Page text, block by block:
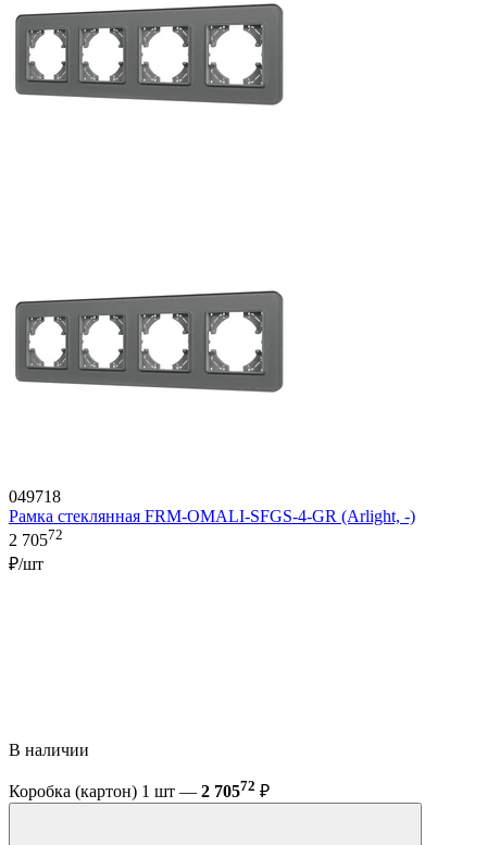
049718
Рамка стеклянная FRM-OMALI-SFGS-4-GR (Arlight, -)
2 70572
₽/шт
В наличии
Коробка (картон) 1 шт — 2 70572 ₽